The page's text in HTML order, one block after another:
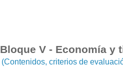
Bloque V - Economía y
(Contenidos, criterios de